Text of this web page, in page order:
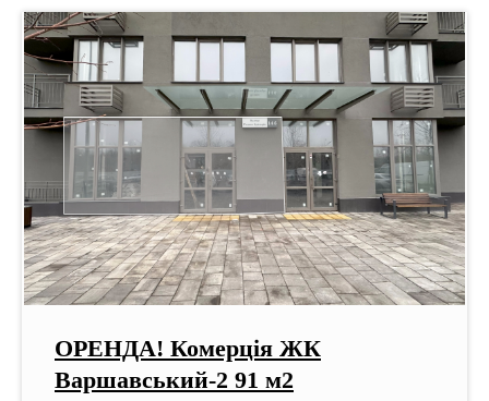
ОРЕНДА! Комерція ЖК
Варшавський-2 91 м2